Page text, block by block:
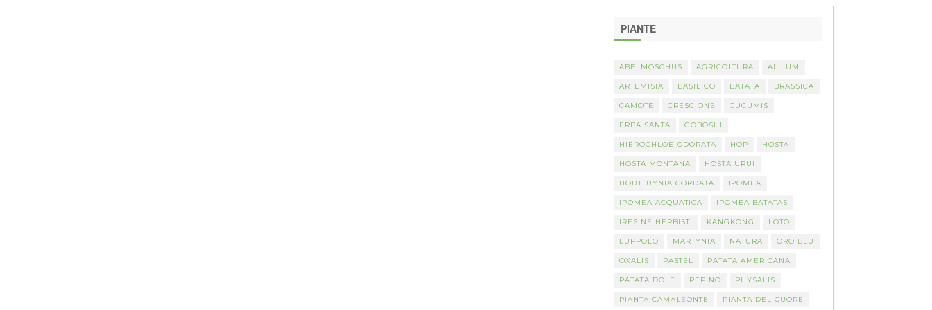
PIANTE
ABELMOSCHUS AGRICOLTURA ALLIUM
ARTEMISIA BASILICO BATATA BRASSICA
CAMOTE CRESCIONE CUCUMIS
ERBA SANTA GOBOSHI
HIEROCHLOE ODORATA HOP HOSTA
HOSTA MONTANA HOSTA URUI
HOUTTUYNIA CORDATA IPOMEA
IPOMEA ACQUATICA IPOMEA BATATAS
IRESINE HERBISTI KANGKONG LOTO
LUPPOLO MARTYNIA NATURA ORO BLU
OXALIS PASTEL PATATA AMERICANA
PATATA DOLE PEPINO PHYSALIS
PIANTA CAMALEONTE PIANTA DEL CUORE